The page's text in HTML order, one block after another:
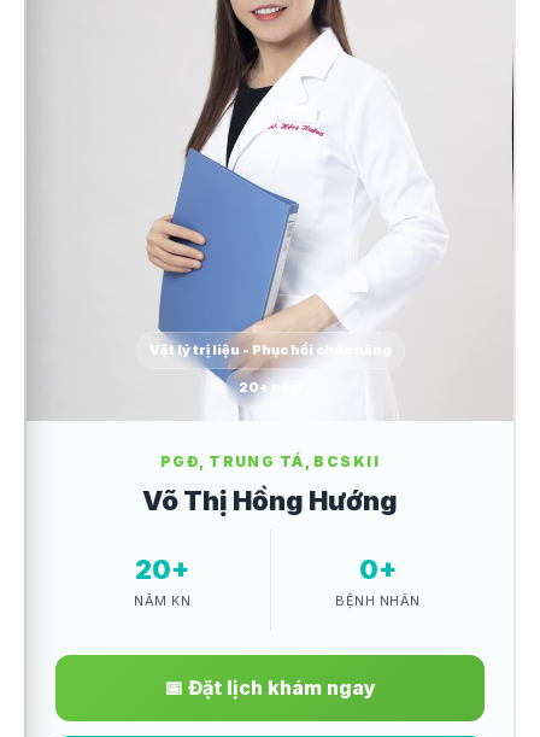
Vật lý trị liệu - Phục hồi chức năng
20+ năm
PGĐ, TRUNG TÁ, BCSKII
Võ Thị Hồng Hướng
20+
NĂM KN
0+
BỆNH NHÂN
📅 Đặt lịch khám ngay